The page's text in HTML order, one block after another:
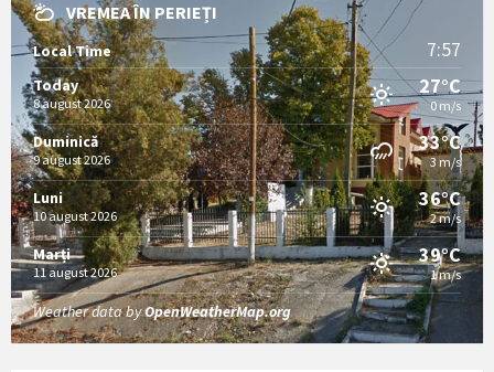
VREMEA ÎN PERIEȚI
Local Time 7:57
Today
8 august 2026
27°C
0 m/s
Duminică
9 august 2026
33°C
3 m/s
Luni
10 august 2026
36°C
2 m/s
Marți
11 august 2026
39°C
1 m/s
Weather data byOpenWeatherMap.org